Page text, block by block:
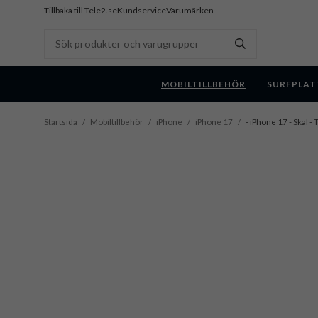
Tillbaka till Tele2.seKundserviceVarumärken
MOBILTILLBEHÖR
Startsida / Mobiltillbehör / iPhone / iPhone 17 / - iPhone 17 - Skal -